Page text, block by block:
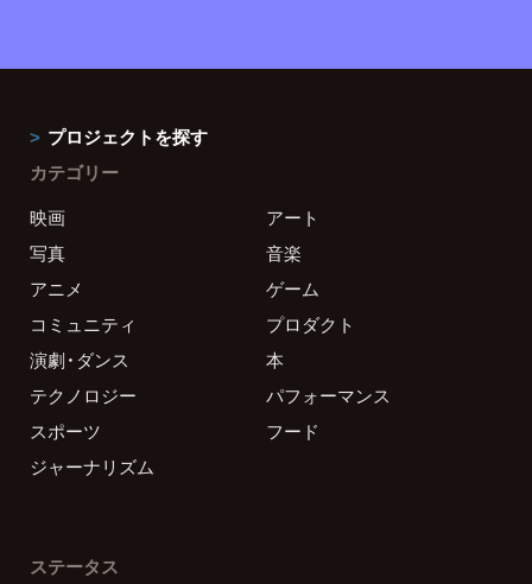
プロジェクトを探す
カテゴリー
映画
アート
写真
音楽
アニメ
ゲーム
コミュニティ
プロダクト
演劇・ダンス
本
テクノロジー
パフォーマンス
スポーツ
フード
ジャーナリズム
ステータス